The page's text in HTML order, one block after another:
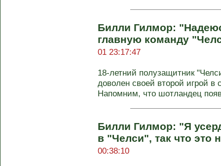
Билли Гилмор:
главную команду
01 23:17:47
18-летний полузащитник
доволен своей второй игрой в
Напомним, что шотландец
Билли Гилмор: "Я
в "Челси", так что
00:38:10